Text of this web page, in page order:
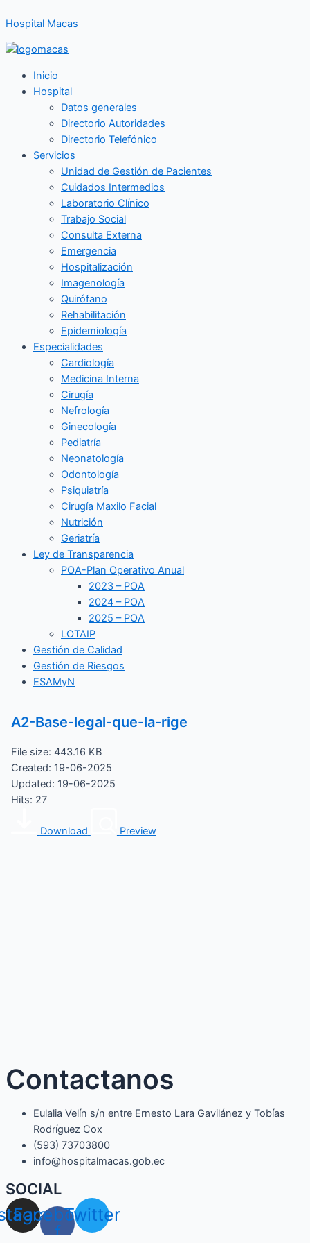
al
contenido
Hospital Macas
Inicio
Hospital
Datos generales
Directorio Autoridades
Directorio Telefónico
Servicios
Unidad de Gestión de Pacientes
Cuidados Intermedios
Laboratorio Clínico
Trabajo Social
Consulta Externa
Emergencia
Hospitalización
Imagenología
Quirófano
Rehabilitación
Epidemiología
Especialidades
Cardiología
Medicina Interna
Cirugía
Nefrología
Ginecología
Pediatría
Neonatología
Odontología
Psiquiatría
Cirugía Maxilo Facial
Nutrición
Geriatría
Ley de Transparencia
POA-Plan Operativo Anual
2023 – POA
2024 – POA
2025 – POA
LOTAIP
Gestión de Calidad
Gestión de Riesgos
ESAMyN
A2-Base-legal-que-la-rige
File size: 443.16 KB
Created: 19-06-2025
Updated: 19-06-2025
Hits: 27
Download Preview
Contactanos
Eulalia Velín s/n entre Ernesto Lara Gavilánez y Tobías
Rodríguez Cox
(593) 73703800​
info@hospitalmacas.gob.ec
SOCIAL
Facebook-
f
Twitter